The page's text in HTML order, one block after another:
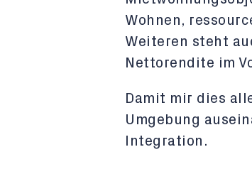
Wohnen,
Weiteren steht
Nettorendite im
Damit mir dies
Umgebung
Integration.